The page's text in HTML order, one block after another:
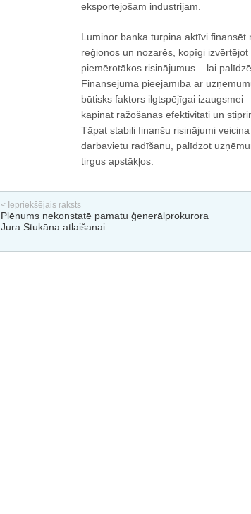
eksportējošām industrijām.
Luminor banka turpina aktīvi
reģionos un nozarēs, kopīgi
piemērotākos risinājumus – lai
Finansējuma pieejamība ar
būtisks faktors ilgtspējīgai izaugsmei
kāpināt ražošanas efektivitāti un
Tāpat stabili finanšu risinājumi
darbavietu radīšanu, palīdzot
tirgus apstākļos.
< Iepriekšējais raksts
Plēnums nekonstatē pamatu ģenerālprokurora
Jura Stukāna atlaišanai